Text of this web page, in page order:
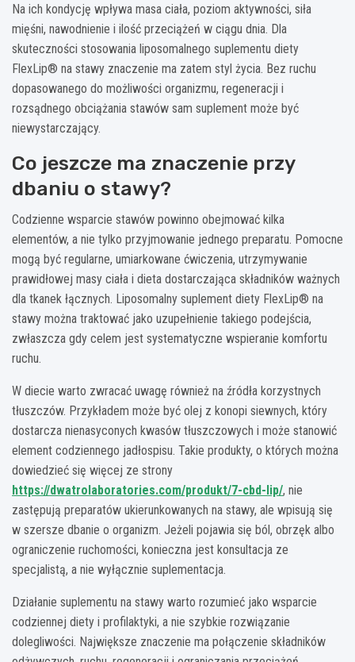
Na ich kondycję wpływa masa ciała, poziom aktywności, siła
mięśni, nawodnienie i ilość przeciążeń w ciągu dnia. Dla
skuteczności stosowania liposomalnego suplementu diety
FlexLip® na stawy znaczenie ma zatem styl życia. Bez ruchu
dopasowanego do możliwości organizmu, regeneracji i
rozsądnego obciążania stawów sam suplement może być
niewystarczający.
Co jeszcze ma znaczenie przy
dbaniu o stawy?
Codzienne wsparcie stawów powinno obejmować kilka
elementów, a nie tylko przyjmowanie jednego preparatu. Pomocne
mogą być regularne, umiarkowane ćwiczenia, utrzymywanie
prawidłowej masy ciała i dieta dostarczająca składników ważnych
dla tkanek łącznych. Liposomalny suplement diety FlexLip® na
stawy można traktować jako uzupełnienie takiego podejścia,
zwłaszcza gdy celem jest systematyczne wspieranie komfortu
ruchu.
W diecie warto zwracać uwagę również na źródła korzystnych
tłuszczów. Przykładem może być olej z konopi siewnych, który
dostarcza nienasyconych kwasów tłuszczowych i może stanowić
element codziennego jadłospisu. Takie produkty, o których można
dowiedzieć się więcej ze strony
https://dwatrolaboratories.com/produkt/7-cbd-lip/, nie
zastępują preparatów ukierunkowanych na stawy, ale wpisują się
w szersze dbanie o organizm. Jeżeli pojawia się ból, obrzęk albo
ograniczenie ruchomości, konieczna jest konsultacja ze
specjalistą, a nie wyłącznie suplementacja.
Działanie suplementu na stawy warto rozumieć jako wsparcie
codziennej diety i profilaktyki, a nie szybkie rozwiązanie
dolegliwości. Największe znaczenie ma połączenie składników